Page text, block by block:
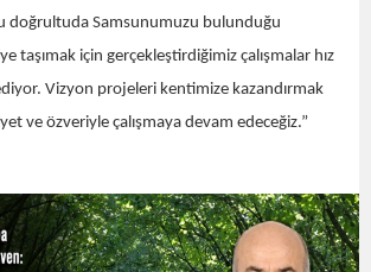
doğrultuda Samsunumuzu bulunduğu
taşımak için gerçekleştirdiğimiz çalışmalar hız
Vizyon projeleri kentimize kazandırmak
ve özveriyle çalışmaya devam edeceğiz.”